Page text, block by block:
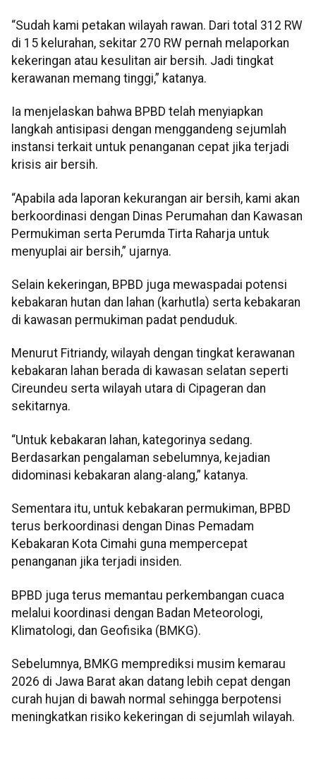
“Sudah kami petakan wilayah rawan. Dari total 312 RW
di 15 kelurahan, sekitar 270 RW pernah melaporkan
kekeringan atau kesulitan air bersih. Jadi tingkat
kerawanan memang tinggi,” katanya.
Ia menjelaskan bahwa BPBD telah menyiapkan
langkah antisipasi dengan menggandeng sejumlah
instansi terkait untuk penanganan cepat jika terjadi
krisis air bersih.
“Apabila ada laporan kekurangan air bersih, kami akan
berkoordinasi dengan Dinas Perumahan dan Kawasan
Permukiman serta Perumda Tirta Raharja untuk
menyuplai air bersih,” ujarnya.
Selain kekeringan, BPBD juga mewaspadai potensi
kebakaran hutan dan lahan (karhutla) serta kebakaran
di kawasan permukiman padat penduduk.
Menurut Fitriandy, wilayah dengan tingkat kerawanan
kebakaran lahan berada di kawasan selatan seperti
Cireundeu serta wilayah utara di Cipageran dan
sekitarnya.
“Untuk kebakaran lahan, kategorinya sedang.
Berdasarkan pengalaman sebelumnya, kejadian
didominasi kebakaran alang-alang,” katanya.
Sementara itu, untuk kebakaran permukiman, BPBD
terus berkoordinasi dengan Dinas Pemadam
Kebakaran Kota Cimahi guna mempercepat
penanganan jika terjadi insiden.
BPBD juga terus memantau perkembangan cuaca
melalui koordinasi dengan Badan Meteorologi,
Klimatologi, dan Geofisika (BMKG).
Sebelumnya, BMKG memprediksi musim kemarau
2026 di Jawa Barat akan datang lebih cepat dengan
curah hujan di bawah normal sehingga berpotensi
meningkatkan risiko kekeringan di sejumlah wilayah.